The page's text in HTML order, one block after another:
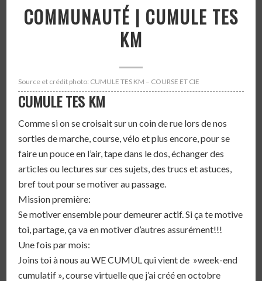
COMMUNAUTÉ | CUMULE TES
KM
Source et crédit photo: CUMULE TES KM – COURSE ET CIE
CUMULE TES KM
Comme si on se croisait sur un coin de rue lors de nos
sorties de marche, course, vélo et plus encore, pour se
faire un pouce en l’air, tape dans le dos, échanger des
articles ou lectures sur ces sujets, des trucs et astuces,
bref tout pour se motiver au passage.
Mission première:
Se motiver ensemble pour demeurer actif. Si ça te motive
toi, partage, ça va en motiver d’autres assurément!!!
Une fois par mois:
Joins toi à nous au WE CUMUL qui vient de »week-end
cumulatif », course virtuelle que j’ai créé en octobre